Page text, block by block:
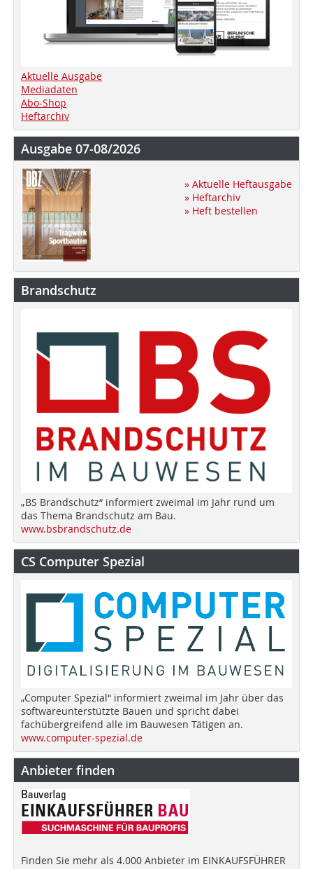
Aktuelle Ausgabe
Mediadaten
Abo-Shop
Heftarchiv
Ausgabe 07-08/2026
» Aktuelle Heftausgabe
» Heftarchiv
» Heft bestellen
Brandschutz
„BS Brandschutz“ informiert zweimal im Jahr rund um
das Thema Brandschutz am Bau.
www.bsbrandschutz.de
CS Computer Spezial
„Computer Spezial“ informiert zweimal im Jahr über das
softwareunterstützte Bauen und spricht dabei
fachübergreifend alle im Bauwesen Tätigen an.
www.computer-spezial.de
Anbieter finden
Finden Sie mehr als 4.000 Anbieter im EINKAUFSFÜHRER